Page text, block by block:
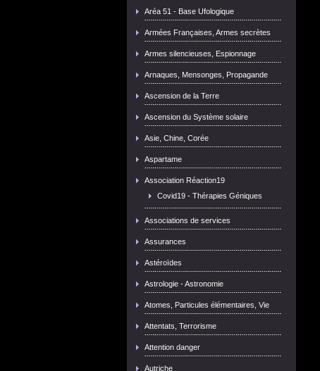
Aréa 51 - Base Ufologique
Armées Françaises, Armes secrètes
Armes silencieuses, Espionnage
Arnaques, Mensonges, Propagande
Ascension de la Terre
Ascension du Système solaire
Asie, Chine, Corée
Aspartame
Association Réaction19
Covid19 - Thérapies Géniques
Associations de services
Assurances
Astéroïdes
Astrologie - Astronomie
Atomes, Particules élémentaires, Vie
Attentats, Terrorisme
Attention danger
Autriche